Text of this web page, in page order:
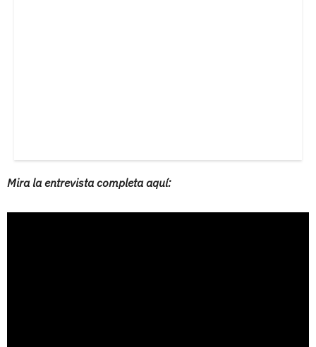
Mira la entrevista completa aquí: